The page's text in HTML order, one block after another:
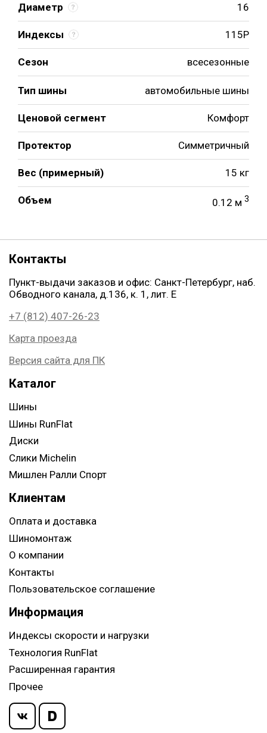
Диаметр 16
Индексы 115P
Сезон всесезонные
Тип шины автомобильные шины
Ценовой сегмент Комфорт
Протектор Симметричный
Вес (примерный) 15 кг
Объем 0.12 м 3
Контакты
Пункт-выдачи заказов и офис: Санкт-Петербург, наб.
Обводного канала, д.136, к. 1, лит. Е
+7 (812) 407-26-23
Карта проезда
Версия сайта для ПК
Каталог
Шины
Шины RunFlat
Диски
Слики Michelin
Мишлен Ралли Спорт
Клиентам
Оплата и доставка
Шиномонтаж
О компании
Контакты
Пользовательское соглашение
Информация
Индексы скорости и нагрузки
Технология RunFlat
Расширенная гарантия
Прочее